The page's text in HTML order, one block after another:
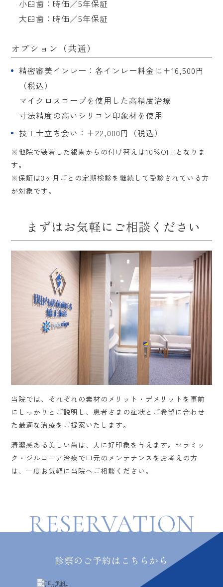
小臼歯：時価／5年保証
大臼歯：時価／5年保証
オプション（共通）
精密審美インレー：各インレー料金に＋16,500円
（税込）
マイクロスコープを使用した高精度治療
寸法精度の高いシリコン印象材を使用
技工士立ち会い：＋22,000円（税込）
※他院で装着した銀歯からの付け替えは10％OFFとなりま
す。
※保証は3ヶ月ごとの定期検診を継続して受診されている方
が対象です。
まずはお気軽にご相談ください
当院では、それぞれの素材のメリット・デメリットを事前
にしっかりとご説明し、患者さまの症状とご希望に合わせ
た最適な治療をご提案いたします。
清潔感ある美しい歯は、人に好印象を与えます。セラミッ
ク・ジルコニア治療で口元のメンテナンスをお考えの方
は、一度お気軽に当院へご相談ください。
RESERVATION
診察のご予約はこちらから